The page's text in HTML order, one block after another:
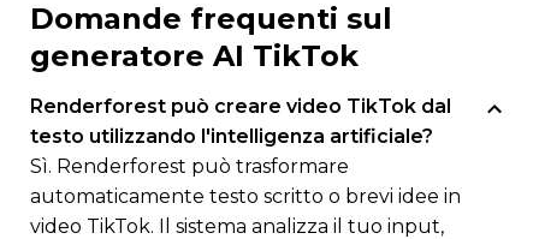
Domande frequenti sul
generatore AI TikTok
Renderforest può creare video TikTok dal
testo utilizzando l'intelligenza artificiale?
Sì. Renderforest può trasformare
automaticamente testo scritto o brevi idee in
video TikTok. Il sistema analizza il tuo input,